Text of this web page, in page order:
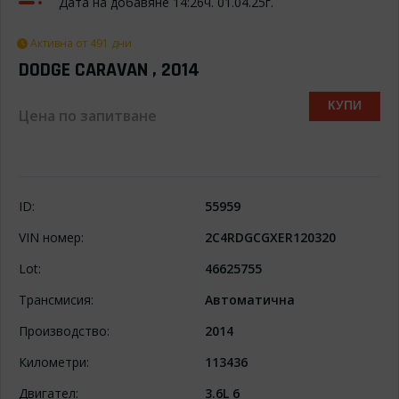
Активна от 491 дни
DODGE CARAVAN , 2014
Цена по запитване КУПИ
ID:
55959
VIN номер:
2C4RDGCGXER120320
Lot:
46625755
Трансмисия:
Автоматична
Производство:
2014
Километри:
113436
Двигател:
3.6L 6